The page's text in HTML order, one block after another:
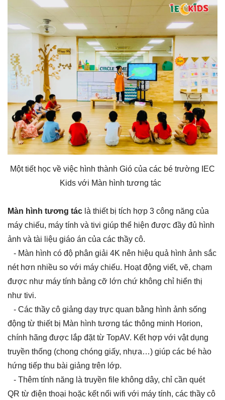
Một tiết học về việc hình thành Gió của các bé trường IEC
Kids với Màn hình tương tác
Màn hình tương tác là thiết bị tích hợp 3 công năng của
máy chiếu, máy tính và tivi giúp thể hiện được đầy đủ hình
ảnh và tài liệu giáo án của các thầy cô.
- Màn hình có độ phân giải 4K nên hiệu quả hình ảnh sắc
nét hơn nhiều so với máy chiếu. Hoạt động viết, vẽ, chạm
được như máy tính bảng cỡ lớn chứ không chỉ hiển thị
như tivi.
- Các thầy cô giảng dạy trực quan bằng hình ảnh sống
động từ thiết bị Màn hình tương tác thông minh Horion,
chính hãng được lắp đặt từ TopAV. Kết hợp với vật dụng
truyền thống (chong chóng giấy, nhựa…) giúp các bé hào
hứng tiếp thu bài giảng trên lớp.
- Thêm tính năng là truyền file không dây, chỉ cần quét
QR từ điện thoại hoặc kết nối wifi với máy tính, các thầy cô